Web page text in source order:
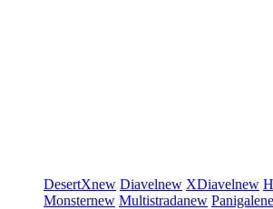
DesertXnew Diavelnew XDiavelnew
Monsternew Multistradanew Panigale